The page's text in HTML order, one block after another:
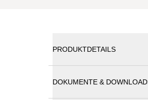
PRODUKTDETAILS
DOKUMENTE &